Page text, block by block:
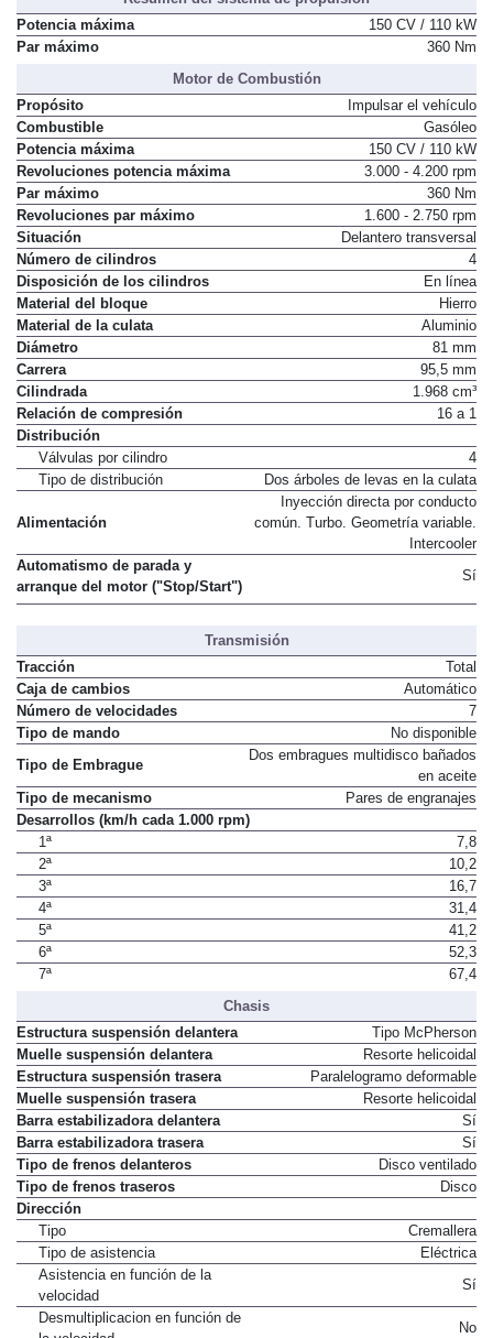
Potencia máxima
150 CV / 110 kW
Par máximo
360 Nm
Motor de Combustión
Propósito
Impulsar el vehículo
Combustible
Gasóleo
Potencia máxima
150 CV / 110 kW
Revoluciones potencia máxima
3.000 - 4.200 rpm
Par máximo
360 Nm
Revoluciones par máximo
1.600 - 2.750 rpm
Situación
Delantero transversal
Número de cilindros
4
Disposición de los cilindros
En línea
Material del bloque
Hierro
Material de la culata
Aluminio
Diámetro
81 mm
Carrera
95,5 mm
Cilindrada
1.968 cm³
Relación de compresión
16 a 1
Distribución
Válvulas por cilindro
4
Tipo de distribución
Dos árboles de levas en la culata
Alimentación
Inyección directa por conducto
común. Turbo. Geometría variable.
Intercooler
Automatismo de parada y
arranque del motor ("Stop/Start")
Sí
Transmisión
Tracción
Total
Caja de cambios
Automático
Número de velocidades
7
Tipo de mando
No disponible
Tipo de Embrague
Dos embragues multidisco bañados
en aceite
Tipo de mecanismo
Pares de engranajes
Desarrollos (km/h cada 1.000 rpm)
1ª
7,8
2ª
10,2
3ª
16,7
4ª
31,4
5ª
41,2
6ª
52,3
7ª
67,4
Chasis
Estructura suspensión delantera
Tipo McPherson
Muelle suspensión delantera
Resorte helicoidal
Estructura suspensión trasera
Paralelogramo deformable
Muelle suspensión trasera
Resorte helicoidal
Barra estabilizadora delantera
Sí
Barra estabilizadora trasera
Sí
Tipo de frenos delanteros
Disco ventilado
Tipo de frenos traseros
Disco
Dirección
Tipo
Cremallera
Tipo de asistencia
Eléctrica
Asistencia en función de la
velocidad
Sí
Desmultiplicacion en función de
No